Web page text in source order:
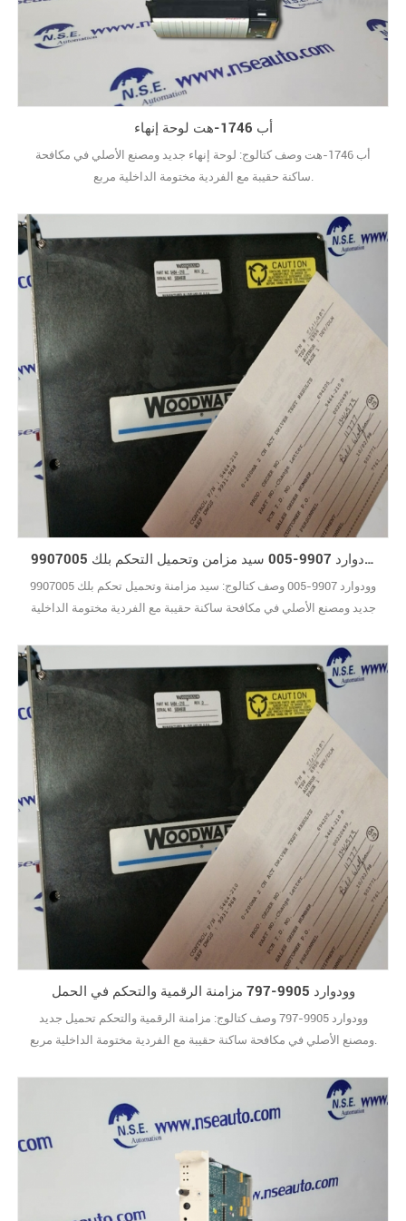
أب 1746-هت لوحة إنهاء
أب 1746-هت وصف كتالوج: لوحة إنهاء جديد ومصنع الأصلي في مكافحة
وودوارد 9907-005 سيد مزامن وتحميل التحكم بلك 9907005
وودوارد 9907-005 وصف كتالوج: سيد مزامنة وتحميل تحكم بلك 9907005
جديد ومصنع الأصلي في مكافحة ساكنة حقيبة مع الفردية مختومة الداخلية
وودوارد 9905-797 مزامنة الرقمية والتحكم في الحمل
وودوارد 9905-797 وصف كتالوج: مزامنة الرقمية والتحكم تحميل جديد
ومصنع الأصلي في مكافحة ساكنة حقيبة مع الفردية مختومة الداخلية مربع.